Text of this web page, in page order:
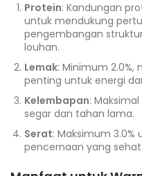
Protein: Kandungan
untuk mendukung
pengembangan
louhan.
Lemak: Minimum 2.0%,
penting untuk energi
Kelembapan:
segar dan tahan lama.
Serat: Maksimum
pencernaan yang sehat.